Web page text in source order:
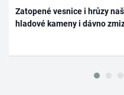
Zatopené vesnice i hrůzy
hladové kameny i dávno